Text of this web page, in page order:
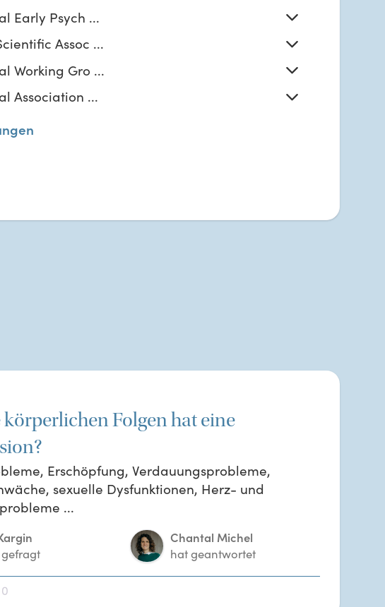
Early Psych ...
Assoc ...
Working Gro ...
Association ...
körperlichen Folgen hat eine
Erschöpfung, Verdauungsprobleme,
sexuelle Dysfunktionen, Herz- und
...
Chantal Michel
hat geantwortet
0